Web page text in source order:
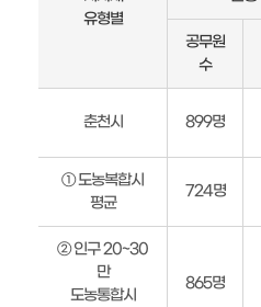
무
원
속
관)
안
내
유형별
공무원
수
춘천시 899명
① 도농복합시
평균
724명
② 인구 20~30
만
도농통합시
865명